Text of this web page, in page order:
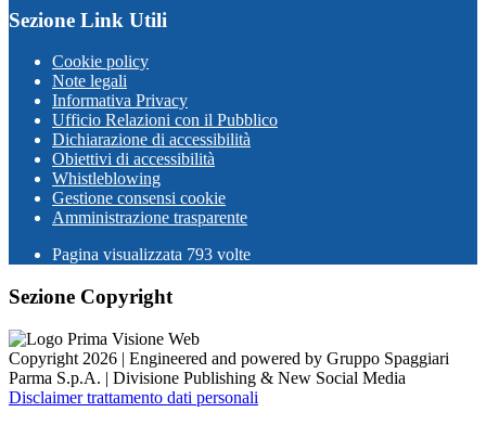
Sezione Link Utili
Cookie policy
Note legali
Informativa Privacy
Ufficio Relazioni con il Pubblico
Dichiarazione di accessibilità
Obiettivi di accessibilità
Whistleblowing
Gestione consensi cookie
Amministrazione trasparente
Pagina visualizzata 793 volte
Sezione Copyright
Copyright 2026 | Engineered and powered by Gruppo Spaggiari
Parma S.p.A. | Divisione Publishing & New Social Media
Disclaimer trattamento dati personali